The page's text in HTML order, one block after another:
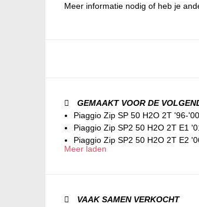
Meer informatie nodig of heb je
GEMAAKT VOOR DE
Piaggio Zip SP 50 H2O 2T '96-'00
Piaggio Zip SP2 50 H2O 2T E1
Piaggio Zip SP2 50 H2O 2T E2
Meer laden
VAAK SAMEN VERKOCHT